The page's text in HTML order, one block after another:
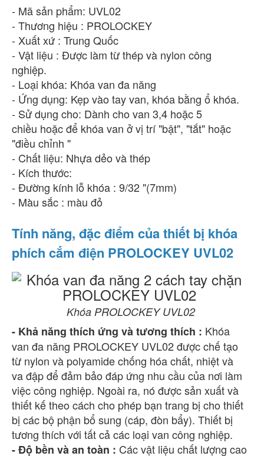
- Mã sản phẩm: UVL02
- Thương hiệu : PROLOCKEY
- Xuất xứ : Trung Quốc
- Vật liệu : Được làm từ thép và nylon công
nghiệp.
- Loại khóa: Khóa van đa năng
- Ứng dụng: Kẹp vào tay van, khóa bằng ổ khóa.
- Sử dụng cho: Dành cho van 3,4 hoặc 5
chiều hoặc để khóa van ở vị trí "bật", "tắt" hoặc
"điều chỉnh "
- Chất liệu: Nhựa dẻo và thép
- Kích thước:
- Đường kính lỗ khóa : 9/32 "(7mm)
- Màu sắc : màu đỏ
Tính năng, đặc điểm của thiết bị khóa
phích cắm điện PROLOCKEY UVL02
Khóa PROLOCKEY UVL02
- Khả năng thích ứng và tương thích : Khóa
van đa năng PROLOCKEY UVL02 được chế tạo
từ nylon và polyamide chống hóa chất, nhiệt và
va đập để đảm bảo đáp ứng nhu cầu của nơi làm
việc công nghiệp. Ngoài ra, nó được sản xuất và
thiết kế theo cách cho phép bạn trang bị cho thiết
bị các bộ phận bổ sung (cáp, đòn bẩy). Thiết bị
tương thích với tất cả các loại van công nghiệp.
- Độ bền và an toàn : Các vật liệu chất lượng cao